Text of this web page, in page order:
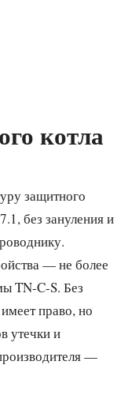
котла
защитного
без зануления и
— не более
TN-C-S. Без
право, но
утечки и
—